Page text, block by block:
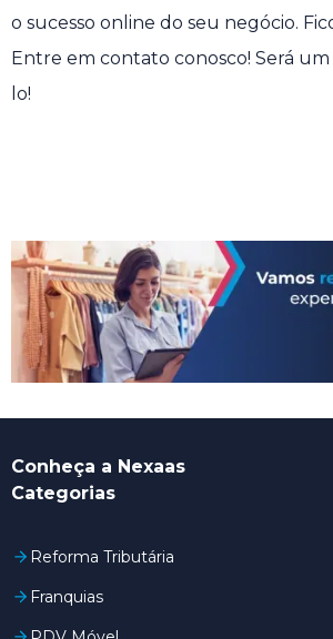
o sucesso online do seu negócio.
Entre em contato conosco! Será
lo!
Conheça a Nexaas
Categorias
Reforma Tributária
Franquias